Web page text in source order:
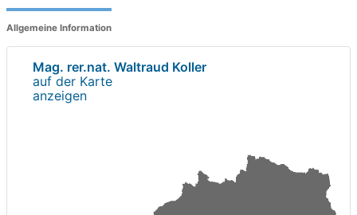
Allgemeine Information
Mag. rer.nat. Waltraud Koller
auf der Karte
anzeigen